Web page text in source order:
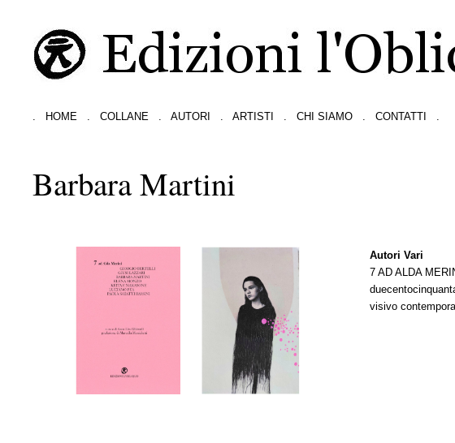
. HOME . COLLANE . AUTORI . ARTISTI . CHI SIAMO . CONTATTI .
Barbara Martini
Autori Vari
7 AD ALDA
visivo